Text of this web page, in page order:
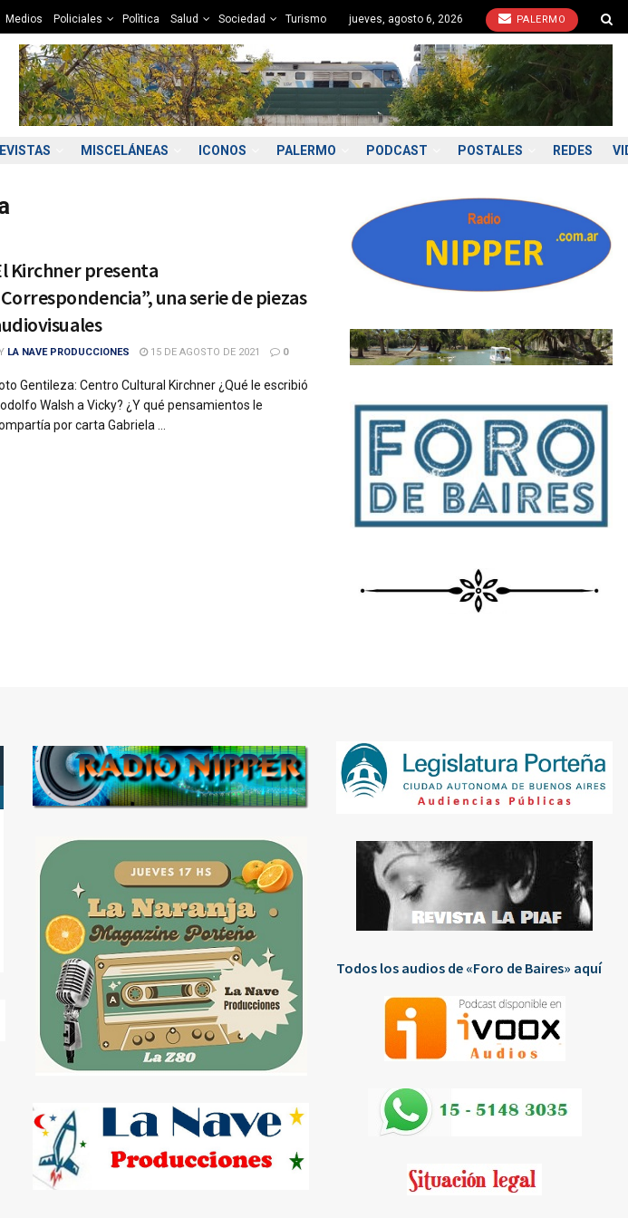
Medios Policiales Polìtica Salud Sociedad Turismo jueves, agosto 6, 2026 PALERMO
MISCELÁNEAS ICONOS PALERMO PODCAST POSTALES REDES
Kirchner presenta
una serie de piezas
LA NAVE PRODUCCIONES 15 DE AGOSTO DE 2021 0
Gentileza: Centro Cultural Kirchner ¿Qué le escribió
Walsh a Vicky? ¿Y qué pensamientos le
por carta Gabriela ...
Todos los audios de «Foro de Baires» aquí